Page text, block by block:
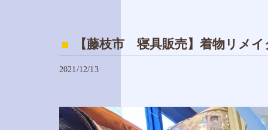
【藤枝市 寝具販売】着物リメイ
2021/12/13